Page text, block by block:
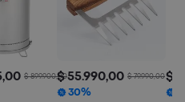
$ 899.900,00$ 55.990,00 $ 79.990,00
30%
$